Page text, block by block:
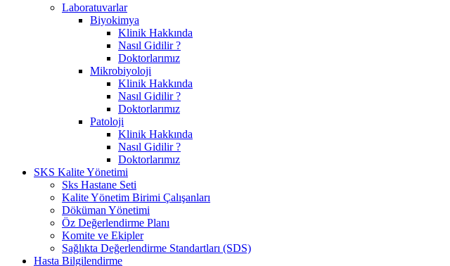
Laboratuvarlar
Biyokimya
Klinik Hakkında
Nasıl Gidilir ?
Doktorlarımız
Mikrobiyoloji
Klinik Hakkında
Nasıl Gidilir ?
Doktorlarımız
Patoloji
Klinik Hakkında
Nasıl Gidilir ?
Doktorlarımız
SKS Kalite Yönetimi
Sks Hastane Seti
Kalite Yönetim Birimi Çalışanları
Döküman Yönetimi
Öz Değerlendirme Planı
Komite ve Ekipler
Sağlıkta Değerlendirme Standartları (SDS)
Hasta Bilgilendirme